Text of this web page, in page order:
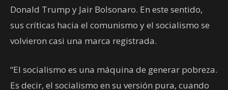
Donald Trump y Jair Bolsonaro. En este sentido,
sus críticas hacia el comunismo y el socialismo se
volvieron casi una marca registrada.
“El socialismo es una máquina de generar pobreza.
Es decir, el socialismo en su versión pura, cuando